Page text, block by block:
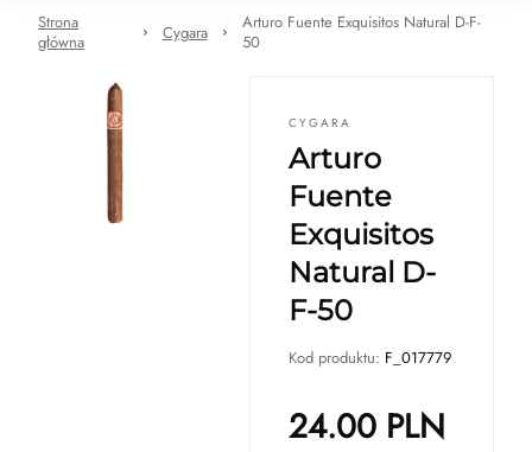
Strona
główna
Cygara
Arturo Fuente Exquisitos Natural D-F-
50
CYGARA
Arturo
Fuente
Exquisitos
Natural D-
F-50
Kod produktu: F_017779
24.00PLN